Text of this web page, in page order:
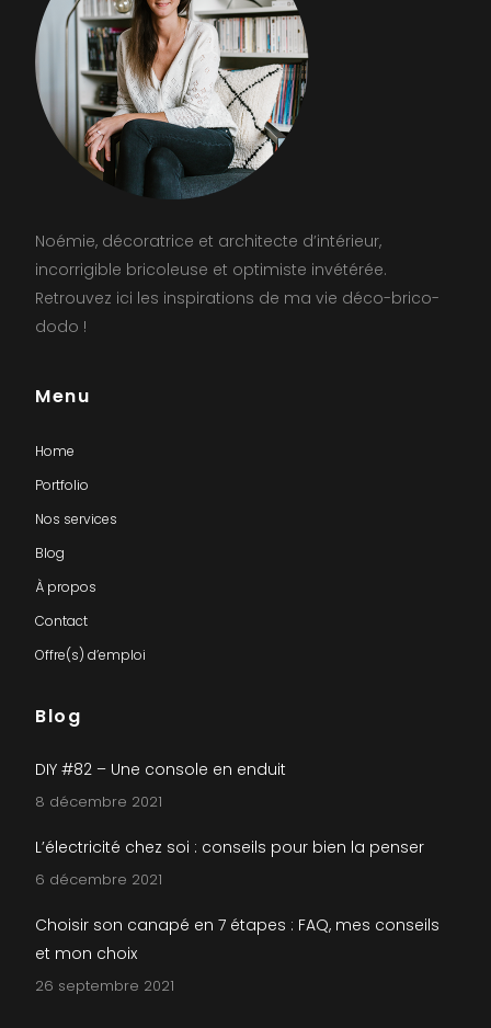
Noémie, décoratrice et architecte d’intérieur,
incorrigible bricoleuse et optimiste invétérée.
Retrouvez ici les inspirations de ma vie déco-brico-
dodo !
Menu
Home
Portfolio
Nos services
Blog
À propos
Contact
Offre(s) d’emploi
Blog
DIY #82 – Une console en enduit
8 décembre 2021
L’électricité chez soi : conseils pour bien la penser
6 décembre 2021
Choisir son canapé en 7 étapes : FAQ, mes conseils
et mon choix
26 septembre 2021